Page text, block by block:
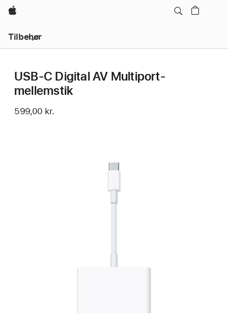
Apple
Tilbehør
navigation
–
menuUSB-C Digital AV Multiport-
mellemstik
599,00 kr.